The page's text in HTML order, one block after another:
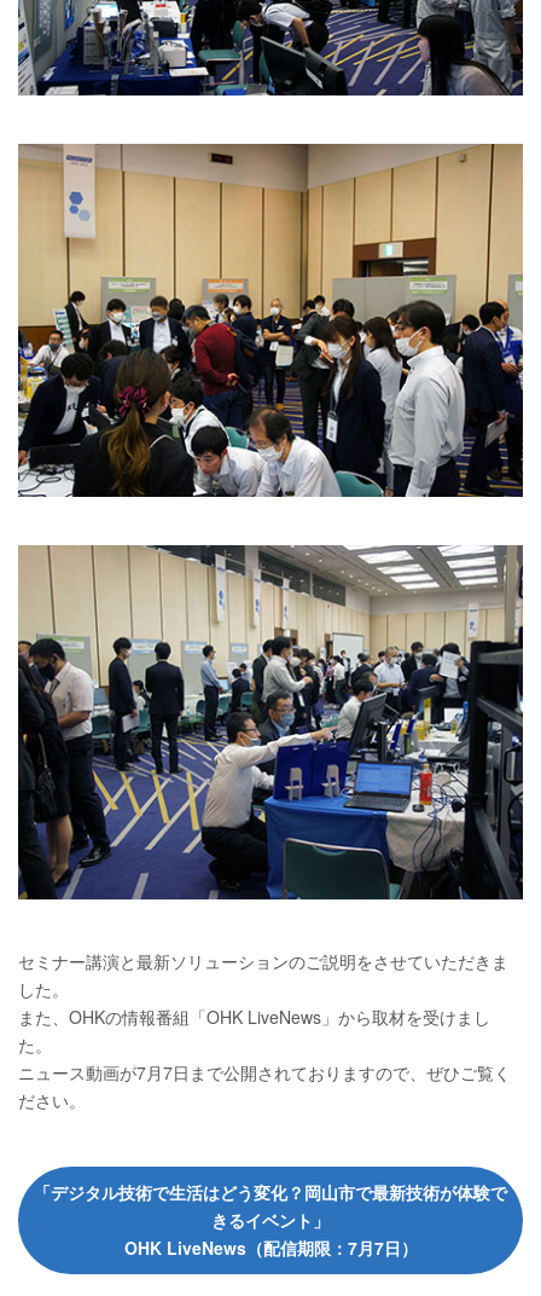
セミナー講演と最新ソリューションのご説明をさせていただきま
した。
また、OHKの情報番組「OHK LiveNews」から取材を受けまし
た。
ニュース動画が7月7日まで公開されておりますので、ぜひご覧く
ださい。
「デジタル技術で生活はどう変化？岡山市で最新技術が体験で
きるイベント」
OHK LiveNews（配信期限：7月7日）